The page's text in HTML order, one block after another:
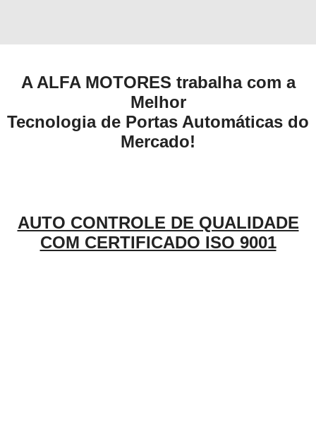
A ALFA MOTORES trabalha com a
Melhor
Tecnologia de Portas Automáticas do
Mercado!
AUTO CONTROLE DE QUALIDADE
COM CERTIFICADO ISO 9001